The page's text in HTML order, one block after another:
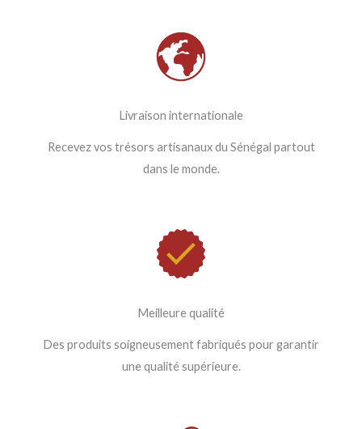
Livraison internationale
Recevez vos trésors artisanaux du Sénégal partout
dans le monde.
Meilleure qualité
Des produits soigneusement fabriqués pour garantir
une qualité supérieure.